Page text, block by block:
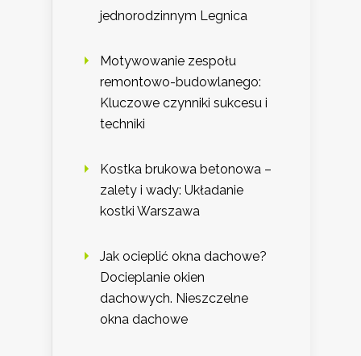
jednorodzinnym Legnica
Motywowanie zespołu
remontowo-budowlanego:
Kluczowe czynniki sukcesu i
techniki
Kostka brukowa betonowa –
zalety i wady: Układanie
kostki Warszawa
Jak ocieplić okna dachowe?
Docieplanie okien
dachowych. Nieszczelne
okna dachowe